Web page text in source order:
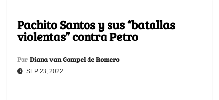
Pachito Santos y sus “batallas
violentas” contra Petro
Por Diana van Gompel de Romero
SEP 23, 2022